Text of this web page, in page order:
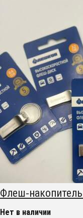
Флеш-
Нет в наличии